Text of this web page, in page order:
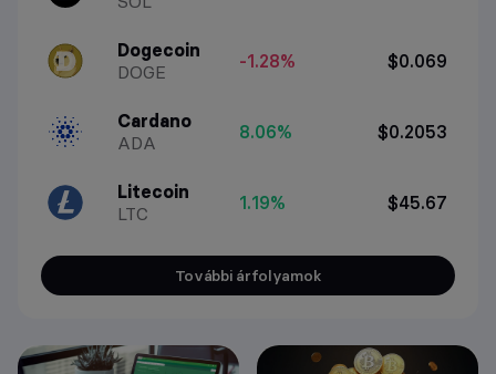
Dogecoin
DOGE
-1.28% $0.069
Cardano
ADA
8.06% $0.2053
Litecoin
LTC
1.19% $45.67
További árfolyamok